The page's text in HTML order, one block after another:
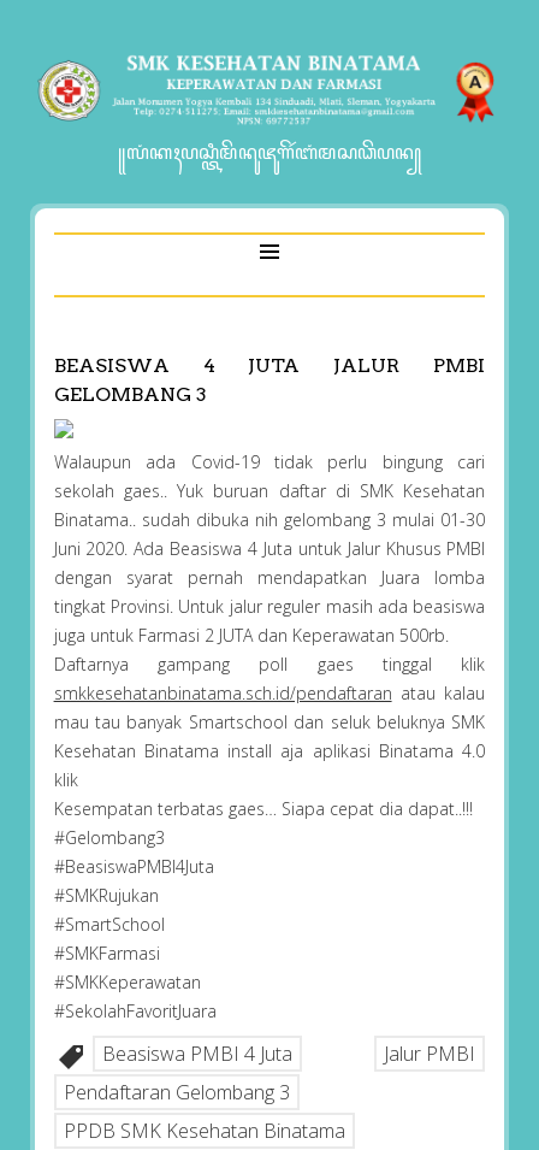
꧋ꦭꦁꦏꦃꦥꦱ꧀ꦠꦶꦩꦼꦤꦸꦗꦸꦒꦼꦂꦧꦁꦩꦱꦣꦼꦥꦤ꧀
BEASISWA 4 JUTA JALUR PMBI
GELOMBANG 3
Walaupun ada Covid-19 tidak perlu bingung cari
sekolah gaes.. Yuk buruan daftar di SMK Kesehatan
Binatama.. sudah dibuka nih gelombang 3 mulai 01-30
Juni 2020. Ada Beasiswa 4 Juta untuk Jalur Khusus PMBI
dengan syarat pernah mendapatkan Juara lomba
tingkat Provinsi. Untuk jalur reguler masih ada beasiswa
juga untuk Farmasi 2 JUTA dan Keperawatan 500rb.
Daftarnya gampang poll gaes tinggal klik
smkkesehatanbinatama.sch.id/pendaftaran atau kalau
mau tau banyak Smartschool dan seluk beluknya SMK
Kesehatan Binatama install aja aplikasi Binatama 4.0
klik
Kesempatan terbatas gaes… Siapa cepat dia dapat..!!!
#Gelombang3
#BeasiswaPMBI4Juta
#SMKRujukan
#SmartSchool
#SMKFarmasi
#SMKKeperawatan
#SekolahFavoritJuara
Beasiswa PMBI 4 Juta
Jalur PMBI
Pendaftaran Gelombang 3
PPDB SMK Kesehatan Binatama